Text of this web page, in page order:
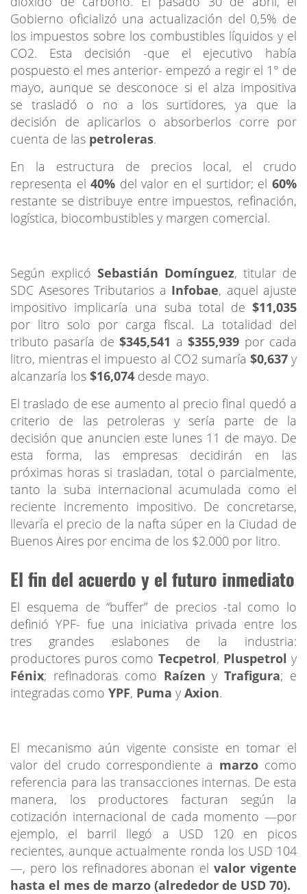
Gobierno oficializó una actualización del 0,5% de
los impuestos sobre los combustibles líquidos y el
CO2.
Esta decisión -que el ejecutivo había
pospuesto el mes anterior- empezó a regir el 1° de
mayo, aunque se desconoce si el alza impositiva
se trasladó o no a los surtidores, ya que la
decisión de aplicarlos o absorberlos corre por
cuenta de las petroleras.
En la estructura de precios local, el crudo
representa el40% del valor en el surtidor; el60%
restante se distribuye entre impuestos, refinación,
logística, biocombustibles y margen comercial.
Según explicó Sebastián Domínguez, titular de
SDC Asesores Tributarios a Infobae, aquel ajuste
impositivo implicaría una suba total de $11,035
por litro solo por carga fiscal. La totalidad del
tributo pasaría de$345,541 a$355,939 por cada
litro, mientras el impuesto al CO2 sumaría $0,637y
alcanzaría los $16,074 desde mayo.
El traslado de ese aumento al precio final quedó a
criterio de las petroleras y sería parte de la
decisión que anuncien este lunes 11 de mayo. De
esta forma, las empresas decidirán en las
próximas horas si trasladan, total o parcialmente,
tanto la suba internacional acumulada como el
reciente incremento impositivo. De concretarse,
llevaría el precio de la nafta súper en la Ciudad de
Buenos Aires por encima de los $2.000 por litro.
El fin del acuerdo y el futuro inmediato
El esquema de “buffer” de precios -tal como lo
definió YPF- fue una iniciativa privada entre los
tres grandes eslabones de la industria:
productores puros como Tecpetrol, Pluspetrol y
Fénix; refinadoras como Raízen yTrafigura; e
integradas como YPF, Puma y Axion.
El mecanismo aún vigente consiste en tomar el
valor del crudo correspondiente a marzo como
referencia para las transacciones internas. De esta
manera, los productores facturan según la
cotización internacional de cada momento —por
ejemplo, el barril llegó a USD 120 en picos
recientes, aunque actualmente ronda los USD 104
—, pero los refinadores abonan elvalor vigente
hasta el mes de marzo (alrededor de USD 70).